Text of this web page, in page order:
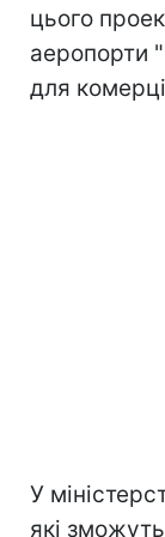
цього
аеропорти
для
У
які